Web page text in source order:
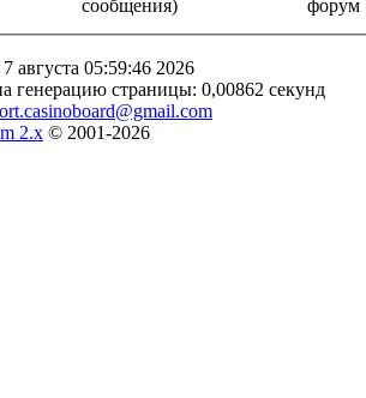
сообщения)
августа 05:59:46 2026
генерацию страницы: 0,00862 секунд
2.x © 2001-2026